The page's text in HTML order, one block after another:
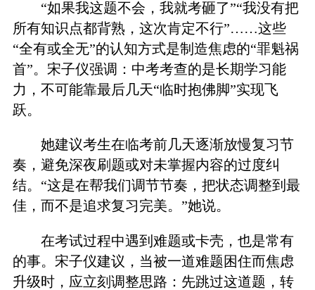
“如果我这题不会，我就考砸了”“我没有把
所有知识点都背熟，这次肯定不行”……这些
“全有或全无”的认知方式是制造焦虑的“罪魁祸
首”。宋子仪强调：中考考查的是长期学习能
力，不可能靠最后几天“临时抱佛脚”实现飞
跃。
她建议考生在临考前几天逐渐放慢复习节
奏，避免深夜刷题或对未掌握内容的过度纠
结。“这是在帮我们调节节奏，把状态调整到最
佳，而不是追求复习完美。”她说。
在考试过程中遇到难题或卡壳，也是常有
的事。宋子仪建议，当被一道难题困住而焦虑
升级时，应立刻调整思路：先跳过这道题，转